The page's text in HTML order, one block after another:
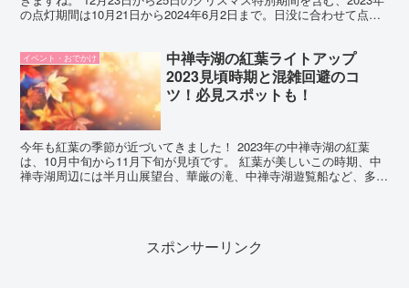
の点灯期間は10月21日から2024年6月2日まで。日没に合わせて点灯
イベント・おでかけ
中禅寺湖の紅葉ライトアップ
2023見頃時期と混雑回避のコ
ツ！必見スポットも！
今年も紅葉の季節が近づいてきました！ 2023年の中禅寺湖の紅葉
は、10月中旬から11月下旬が見頃です。 紅葉が美しいこの時期、中
禅寺湖周辺には半月山展望台、華厳の滝、中禅寺湖遊覧船など、多く
スポンサーリンク